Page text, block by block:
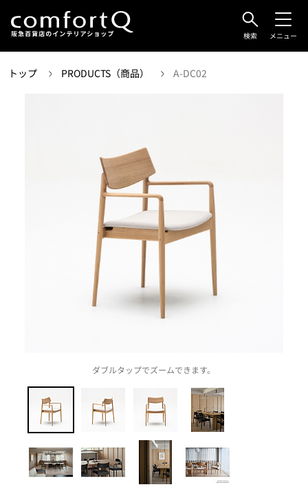
検索 メニュー
トップ PRODUCTS（商品） A-DC02
ダブルタップでズームできます。